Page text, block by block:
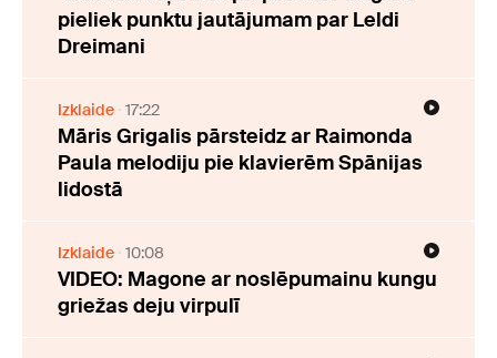
pieliek punktu jautājumam par Leldi
Dreimani
Izklaide 17:22
Māris Grigalis pārsteidz ar Raimonda
Paula melodiju pie klavierēm Spānijas
lidostā
Izklaide 10:08
VIDEO: Magone ar noslēpumainu kungu
griežas deju virpulī